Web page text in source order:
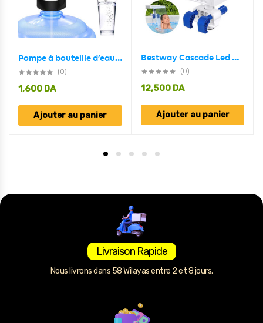
Pompe à bouteille d’eau, distributeur d’eau universel de 5 gallons rechargeable
(0)
1,600 DA
Ajouter au panier
Bestway Cascade Led Multicolore 34 x 24 x 32 cm #58619
(0)
12,500 DA
Ajouter au panier
Livraison Rapide
Nous livrons dans 58 Wilayas entre 2 et 8 jours.